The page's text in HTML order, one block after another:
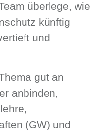
überlege, wie
künftig
und
.
gut an
anbinden,
,
(GW) und